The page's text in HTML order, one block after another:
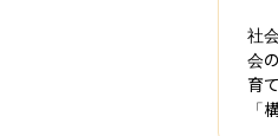
社
会
育
「